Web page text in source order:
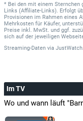
* Bei den mit einem Sternchen
Links (Affiliate-Links). Erfolgt
Provisionen im Rahmen eines
Mehrkosten für Käufer,
Preise inkl. MwSt. und ggf.
sich auf der jeweiligen
Streaming-Daten via JustWatch.
Im TV
Wo und wann läuft